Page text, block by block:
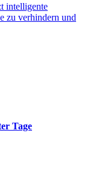
intelligente
zu verhindern und
Tage